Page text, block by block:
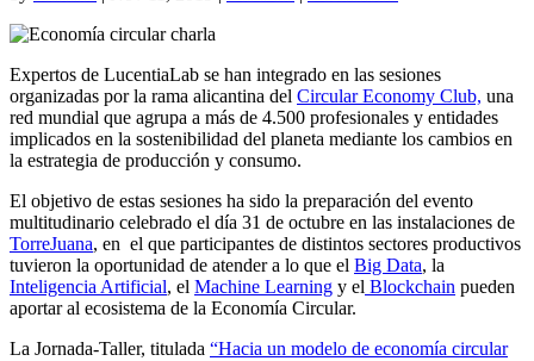
Expertos de LucentiaLab se han integrado en las sesiones
organizadas por la rama alicantina del Circular Economy Club, una
red mundial que agrupa a más de 4.500 profesionales y entidades
implicados en la sostenibilidad del planeta mediante los cambios en
la estrategia de producción y consumo.
El objetivo de estas sesiones ha sido la preparación del evento
multitudinario celebrado el día 31 de octubre en las instalaciones de
TorreJuana, en el que participantes de distintos sectores productivos
tuvieron la oportunidad de atender a lo que el Big Data, la
Inteligencia Artificial, el Machine Learning y el Blockchain pueden
aportar al ecosistema de la Economía Circular.
La Jornada-Taller, titulada “Hacia un modelo de economía circular